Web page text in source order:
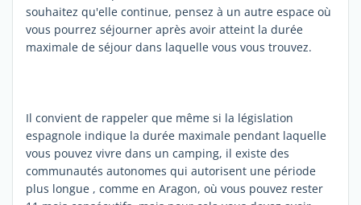
souhaitez qu'elle continue, pensez à un autre espace où
vous pourrez séjourner après avoir atteint la durée
maximale de séjour dans laquelle vous vous trouvez.
Il convient de rappeler que même si la législation
espagnole indique la durée maximale pendant laquelle
vous pouvez vivre dans un camping, il existe des
communautés autonomes qui autorisent une période
plus longue , comme en Aragon, où vous pouvez rester